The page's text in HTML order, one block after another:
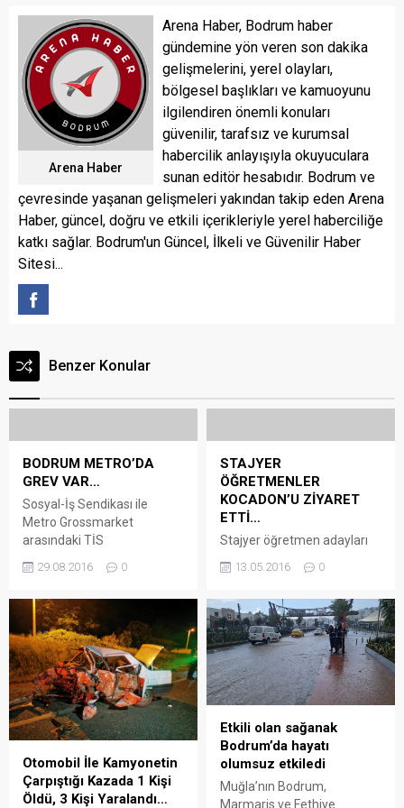
Arena Haber
Arena Haber, Bodrum haber
gündemine yön veren son dakika
gelişmelerini, yerel olayları,
bölgesel başlıkları ve kamuoyunu
ilgilendiren önemli konuları
güvenilir, tarafsız ve kurumsal
habercilik anlayışıyla okuyuculara
sunan editör hesabıdır. Bodrum ve
çevresinde yaşanan gelişmeleri yakından takip eden Arena
Haber, güncel, doğru ve etkili içerikleriyle yerel haberciliğe
katkı sağlar. Bodrum'un Güncel, İlkeli ve Güvenilir Haber
Sitesi...
Benzer Konular
BODRUM METRO’DA
GREV VAR…
Sosyal-İş Sendikası ile
Metro Grossmarket
arasındaki TİS
görüşmelerinde anlaşma
sağlanamayınca Türkiye
Marketi’ne grev kararı asıldı.
DİSK’e bağlı Sosyal İş ile
Metro Grossmarket
arasında süren 6. dönem
toplu iş sözleşmesi
görüşmeleri anlaşmazlıkla
sonuçlandı. Sendika ile
işveren arasındaki
görüşmelerde 41 maddede
anlaşmaya varılsa da
taraflar parasal hakları
29.08.2016 0
STAJYER
ÖĞRETMENLER
KOCADON’U ZİYARET
ETTİ…
Stajyer öğretmen adayları
Bodrum Belediye Başkanı
Mehmet Kocadon’u
belediyecilik konusunda
bilgiler aldı Bodrum İlçe Milli
Eğitim Şube Müdürü
Mustafa Semiz’le birlikte
Bodrum Belediye Başkanı
Mehmet Kocadon’u ziyaret
eden 12 öğretmen adayı
belediyenin işleyişi
konusunda Başkan
Yurdun çeşitli yerlerine
13.05.2016 0
Otomobil İle Kamyonetin
Çarpıştığı Kazada 1 Kişi
Öldü, 3 Kişi Yaralandı…
Etkili olan sağanak
Bodrum’da hayatı
olumsuz etkiledi
Muğla’nın Bodrum,
Marmaris ve Fethiye